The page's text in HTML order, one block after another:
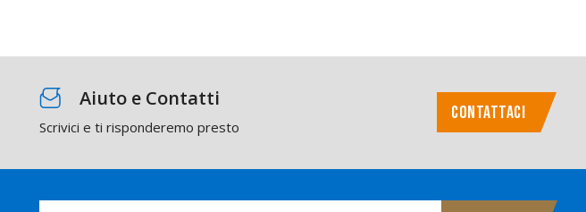
Aiuto e Contatti
Scrivici e ti risponderemo presto
CONTATTACI